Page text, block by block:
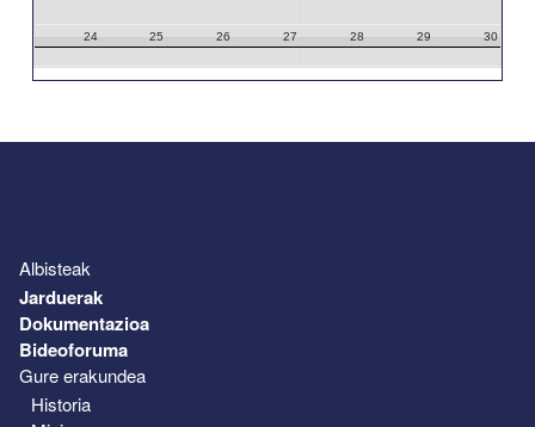
24 25 26 27 28 29 30
Albisteak
Jarduerak
Dokumentazioa
Bideoforuma
Gure erakundea
Historia